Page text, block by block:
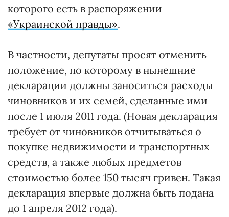
которого есть в распоряжении
«Украинской правды».
В частности, депутаты просят отменить
положение, по которому в нынешние
декларации должны заноситься расходы
чиновников и их семей, сделанные ими
после 1 июля 2011 года. (Новая декларация
требует от чиновников отчитываться о
покупке недвижимости и транспортных
средств, а также любых предметов
стоимостью более 150 тысяч гривен. Такая
декларация впервые должна быть подана
до 1 апреля 2012 года).